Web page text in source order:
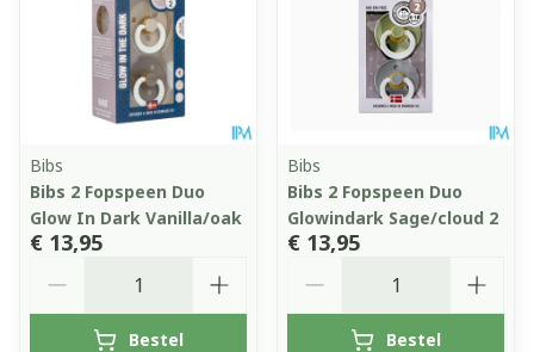
Bibs
Bibs 2 Fopspeen Duo
Glow In Dark Vanilla/oak
€ 13,95
Bestel
Bibs
Bibs 2 Fopspeen Duo
Glowindark Sage/cloud 2
€ 13,95
Bestel